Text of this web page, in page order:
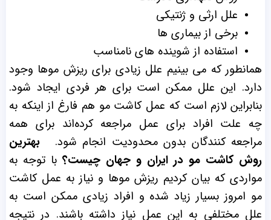
علل ارثی و ژنتیکی
برخی از بیماری ها
استفاده از شوینده های نامناسب
همانطور که می بینیم علل زیادی برای ریزش موها وجود
دارد. این علل ممکن است برای هر فردی ایجاد شود.
بنابراین لازم است که عمل کاشت مو هم فارغ از اینکه به
چه علت افراد برای عمل مراجعه کرده‌اند برای همه
مراجعه کنندگان بدون محدودیت انجام شود.
بهترین
روش کاشت مو در ایران و جهان چیست؟ با توجه به
مواردی که بیان کردیم ریزش موها و نیاز به عمل کاشت
مو امروز بسیار زیاد شده و افراد زیادی ممکن است به
علل مختلفی به این عمل نیاز داشته باشند. در نتیجه